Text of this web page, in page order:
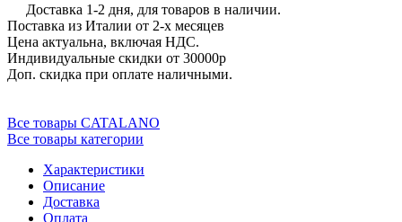
Доставка 1-2 дня, для товаров в наличии.
Поставка из Италии от 2-х месяцев
Цена актуальна, включая НДС.
Индивидуальные скидки от 30000р
Доп. скидка при оплате наличными.
Все товары CATALANO
Все товары категории
Характеристики
Описание
Доставка
Оплата